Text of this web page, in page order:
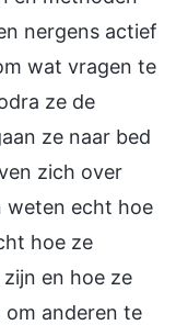
nergens actief
wat vragen te
ze de
ze naar bed
zich over
weten echt hoe
hoe ze
en hoe ze
om anderen te